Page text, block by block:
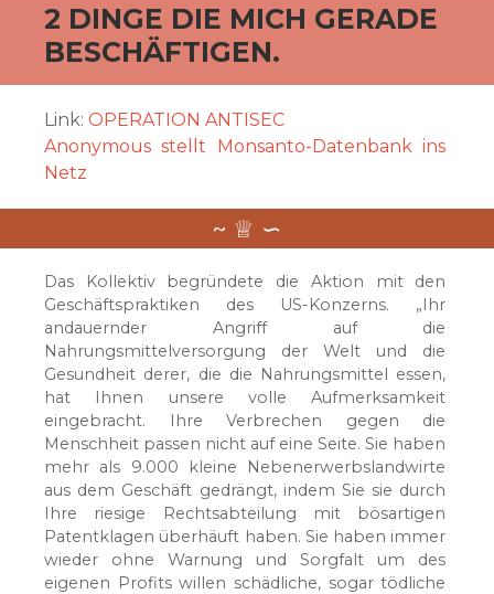
2 DINGE DIE MICH GERADE
BESCHÄFTIGEN.
Link: OPERATION ANTISEC
Anonymous stellt Monsanto-Datenbank ins
Netz
Das Kollektiv begründete die Aktion mit den
Geschäftspraktiken des US-Konzerns. „Ihr
andauernder Angriff auf die
Nahrungsmittelversorgung der Welt und die
Gesundheit derer, die die Nahrungsmittel essen,
hat Ihnen unsere volle Aufmerksamkeit
eingebracht. Ihre Verbrechen gegen die
Menschheit passen nicht auf eine Seite. Sie haben
mehr als 9.000 kleine Nebenerwerbslandwirte
aus dem Geschäft gedrängt, indem Sie sie durch
Ihre riesige Rechtsabteilung mit bösartigen
Patentklagen überhäuft haben. Sie haben immer
wieder ohne Warnung und Sorgfalt um des
eigenen Profits willen schädliche, sogar tödliche